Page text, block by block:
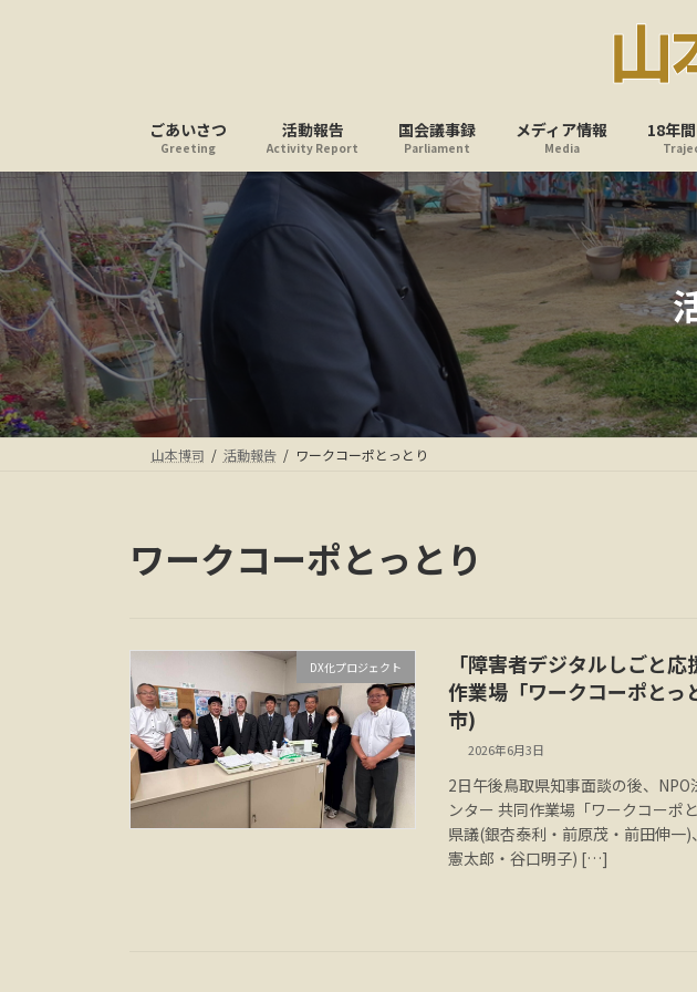
ス
キ
プ
ン
に
動
ごあいさつ
Greeting
活動報告
Activity Report
国会議事録
Parliament
メディア情報
Media
18年
山本博司 活動報告 ワークコーポとっとり
ワークコーポとっとり
DX化プロジェクト
「障害者デジタルしごと
作業場「ワークコーポと
市)
2026年6月3日
2日午後鳥取県知事面談の後、
ンター 共同作業場「ワークコーポ
県議(銀杏泰利・前原茂・前田伸一
憲太郎・谷口明子) […]